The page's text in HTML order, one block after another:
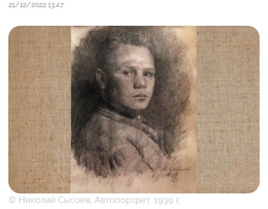
21/12/2022 13:47
© Николай Сысоев. Автопортрет. 1939 г.